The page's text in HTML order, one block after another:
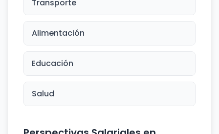
Transporte
Alimentación
Educación
Salud